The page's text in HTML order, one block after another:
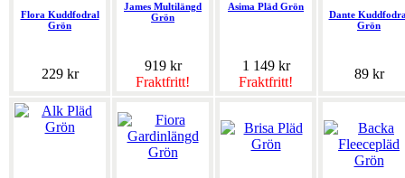
Flora Kuddfodral
Grön
229 kr
James Multilängd
Grön
919 kr
Fraktfritt!
Asima Pläd Grön
1 149 kr
Fraktfritt!
Dante
Grön
89 kr